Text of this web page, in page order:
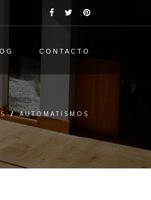
CONTACTO
/ AUTOMATISMOS